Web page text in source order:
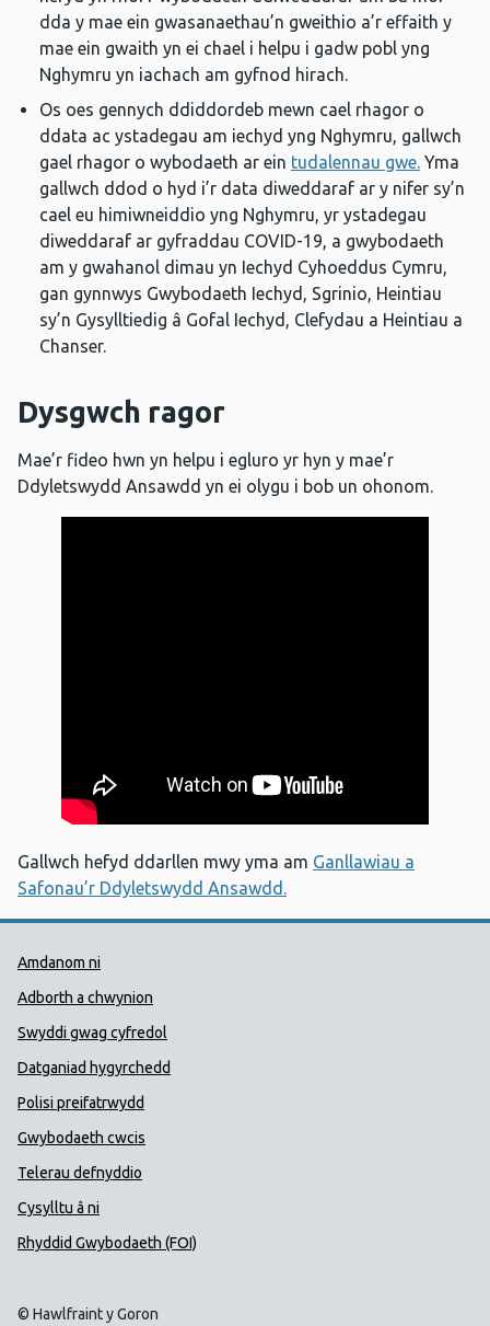
dda y mae ein gwasanaethau’n gweithio a’r effaith y
mae ein gwaith yn ei chael i helpu i gadw pobl yng
Nghymru yn iachach am gyfnod hirach.
Os oes gennych ddiddordeb mewn cael rhagor o
ddata ac ystadegau am iechyd yng Nghymru, gallwch
gael rhagor o wybodaeth ar ein tudalennau gwe. Yma
gallwch ddod o hyd i’r data diweddaraf ar y nifer sy’n
cael eu himiwneiddio yng Nghymru, yr ystadegau
diweddaraf ar gyfraddau COVID-19, a gwybodaeth
am y gwahanol dimau yn Iechyd Cyhoeddus Cymru,
gan gynnwys Gwybodaeth Iechyd, Sgrinio, Heintiau
sy’n Gysylltiedig â Gofal Iechyd, Clefydau a Heintiau a
Chanser.
Dysgwch ragor
Mae’r fideo hwn yn helpu i egluro yr hyn y mae’r
Ddyletswydd Ansawdd yn ei olygu i bob un ohonom.
Gallwch hefyd ddarllen mwy yma am Ganllawiau a
Safonau’r Ddyletswydd Ansawdd.
Dolenni Cymorth Iechyd
Amdanom ni
Adborth a chwynion
Swyddi gwag cyfredol
Datganiad hygyrchedd
Polisi preifatrwydd
Gwybodaeth cwcis
Telerau defnyddio
Cysylltu â ni
Rhyddid Gwybodaeth (FOI)
© Hawlfraint y Goron